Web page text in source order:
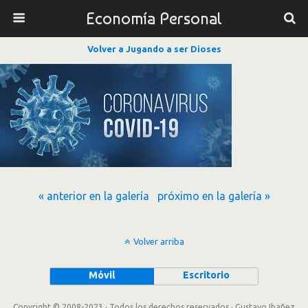
Economía Personal
Volver a Jugando a ser Dioses
« anterior en la galería próximo en la galería »
Volver arriba
Móvil Escritorio